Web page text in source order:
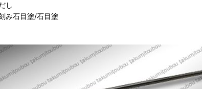
し
み石目塗/石目塗